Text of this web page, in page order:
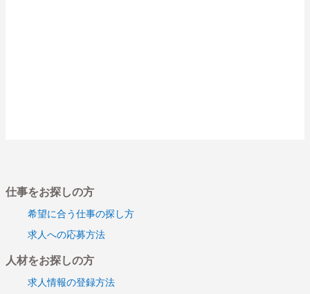
仕事をお探しの方
希望に合う仕事の探し方
求人への応募方法
人材をお探しの方
求人情報の登録方法